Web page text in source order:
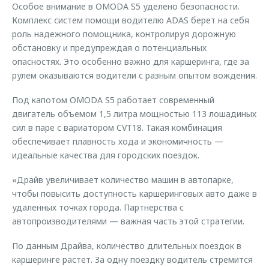
Особое внимание в OMODA S5 уделено безопасности.
Комплекс систем помощи водителю ADAS берет на себя
роль надежного помощника, контролируя дорожную
обстановку и предупреждая о потенциальных
опасностях. Это особенно важно для каршеринга, где за
рулем оказываются водители с разным опытом вождения.
Под капотом OMODA S5 работает современный
двигатель объемом 1,5 литра мощностью 113 лошадиных
сил в паре с вариатором CVT18. Такая комбинация
обеспечивает плавность хода и экономичность —
идеальные качества для городских поездок.
«Драйв увеличивает количество машин в автопарке,
чтобы повысить доступность каршеринговых авто даже в
удаленных точках города. Партнерства с
автопроизводителями — важная часть этой стратегии.
По данным Драйва, количество длительных поездок в
каршеринге растет. За одну поездку водитель стремится